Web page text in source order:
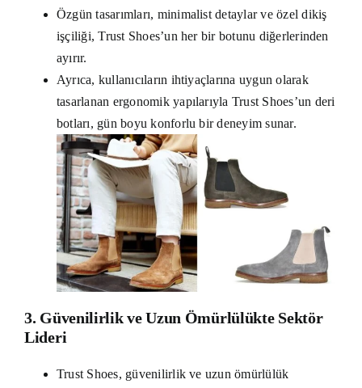
Özgün tasarımları, minimalist detaylar ve özel dikiş
işçiliği, Trust Shoes’un her bir botunu diğerlerinden
ayırır.
Ayrıca, kullanıcıların ihtiyaçlarına uygun olarak
tasarlanan ergonomik yapılarıyla Trust Shoes’un deri
botları, gün boyu konforlu bir deneyim sunar.
3. Güvenilirlik ve Uzun Ömürlülükte Sektör
Lideri
Trust Shoes, güvenilirlik ve uzun ömürlülük